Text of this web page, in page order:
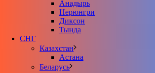
Анадырь
Нерюнгри
Диксон
Тында
СНГ
Казахстан
Астана
Беларусь